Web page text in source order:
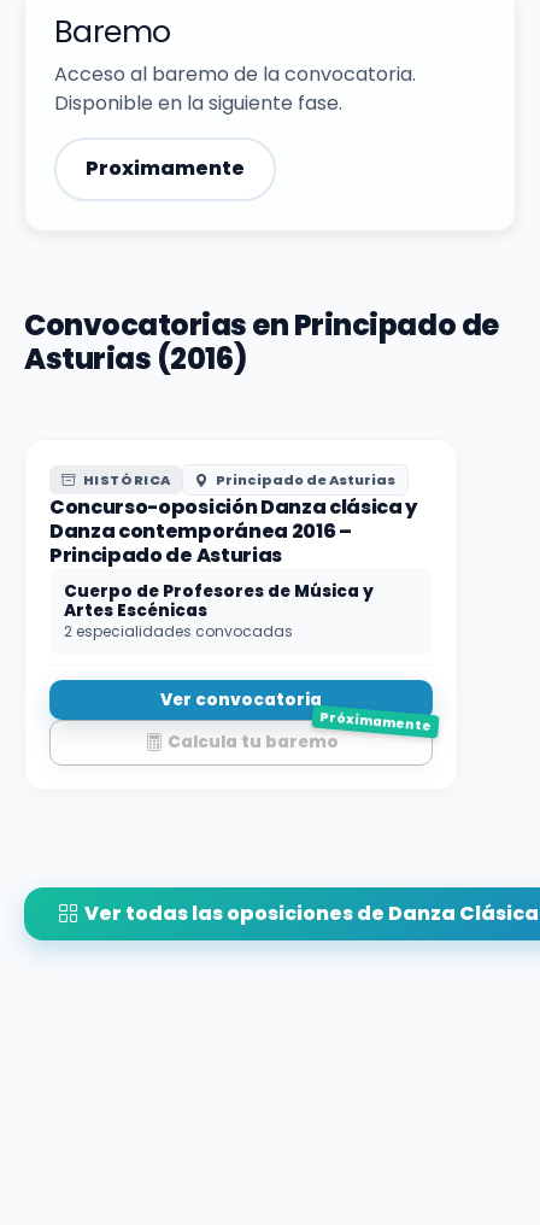
Baremo
Acceso al baremo de la convocatoria.
Disponible en la siguiente fase.
Proximamente
Convocatorias en Principado de
Asturias (2016)
HISTÓRICA Principado de Asturias
Concurso-oposición Danza clásica y
Danza contemporánea 2016 –
Principado de Asturias
Cuerpo de Profesores de Música y
Artes Escénicas
2 especialidades convocadas
Ver convocatoria
Calcula tu baremo
Próximamente
Ver todas las oposiciones de Danza Clásica